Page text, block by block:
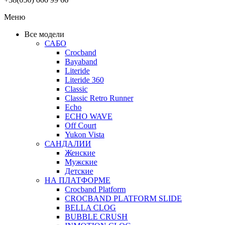
Меню
Все модели
САБО
Crocband
Bayaband
Literide
Literide 360
Classic
Classic Retro Runner
Echo
ECHO WAVE
Off Court
Yukon Vista
САНДАЛИИ
Женские
Мужские
Детские
НА ПЛАТФОРМЕ
Crocband Platform
CROCBAND PLATFORM SLIDE
BELLA CLOG
BUBBLE CRUSH